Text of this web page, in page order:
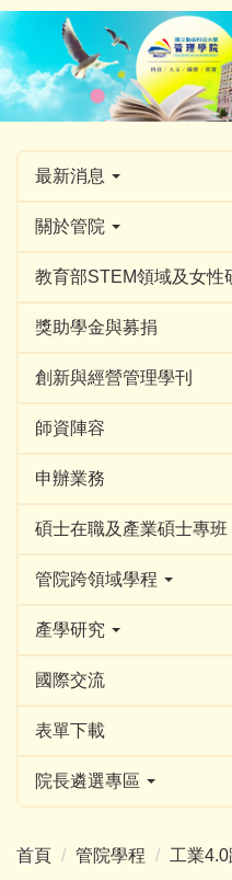
跳
到
主
要
內
最新消息
關於管院
教育部STEM領域及女性
獎助學金與募捐
創新與經營管理學刊
師資陣容
申辦業務
碩士在職及產業碩士專班
管院跨領域學程
產學研究
國際交流
表單下載
院長遴選專區
首頁 管院學程 工業